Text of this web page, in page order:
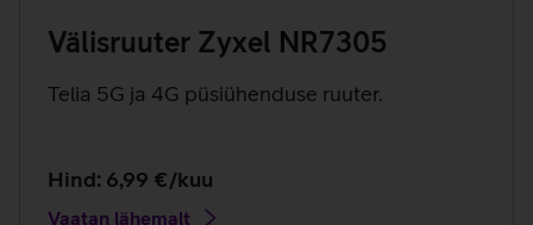
Välisruuter Zyxel NR7305
Telia 5G ja 4G püsiühenduse ruuter.
Hind: 6,99 €/kuu
Vaatan lähemalt